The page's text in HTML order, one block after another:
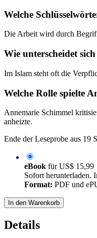
Welche
Die Arbeit wird durch
Wie unterscheidet
Im Islam steht oft die
Welche Rolle spielte
Annemarie Schimmel
anheizte.
Ende der Leseprobe aus 19
eBook fürUS$ 15,99
Sofort herunterladen.
Format: PDF und
In den Warenkorb
Details